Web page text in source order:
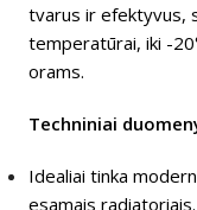
tvarus ir efektyvus,
temperatūrai, iki -
orams.
Techniniai
Idealiai tinka
esamais radiatoriais.